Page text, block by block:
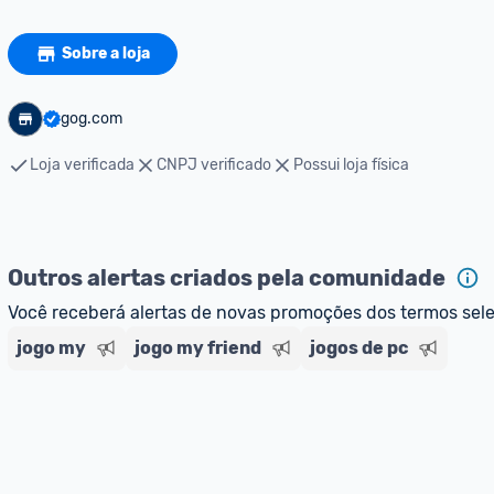
Sobre a loja
gog.com
Loja verificada CNPJ verificado Possui loja física
Outros alertas criados pela comunidade
Você receberá alertas de novas promoções dos termos
jogo my
jogo my friend jogos de pc